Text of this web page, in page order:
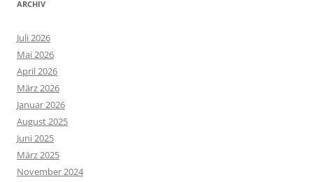
ARCHIV
Juli 2026
Mai 2026
April 2026
März 2026
Januar 2026
August 2025
Juni 2025
März 2025
November 2024